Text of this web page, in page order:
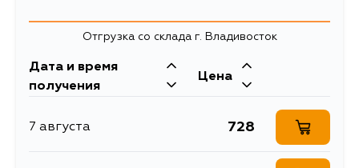
Длина упаковки, мм
Масса, кг 0.1
Втулка переднего
HyundaiОтгрузка со склада г. Владивосток
Дата и время
получения
Цена
7 августа 728